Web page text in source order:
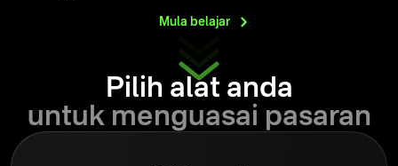
Mula belajar
Pilih alat anda
untuk menguasai pasaran